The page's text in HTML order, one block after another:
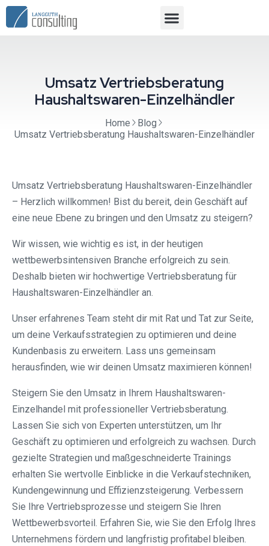
Umsatz Vertriebsberatung
Haushaltswaren-Einzelhändler
Home
Blog
Umsatz Vertriebsberatung Haushaltswaren-Einzelhändler
Umsatz Vertriebsberatung Haushaltswaren-Einzelhändler
– Herzlich willkommen! Bist du bereit, dein Geschäft auf
eine neue Ebene zu bringen und den Umsatz zu steigern?
Wir wissen, wie wichtig es ist, in der heutigen
wettbewerbsintensiven Branche erfolgreich zu sein.
Deshalb bieten wir hochwertige Vertriebsberatung für
Haushaltswaren-Einzelhändler an.
Unser erfahrenes Team steht dir mit Rat und Tat zur Seite,
um deine Verkaufsstrategien zu optimieren und deine
Kundenbasis zu erweitern. Lass uns gemeinsam
herausfinden, wie wir deinen Umsatz maximieren können!
Steigern Sie den Umsatz in Ihrem Haushaltswaren-
Einzelhandel mit professioneller Vertriebsberatung.
Lassen Sie sich von Experten unterstützen, um Ihr
Geschäft zu optimieren und erfolgreich zu wachsen. Durch
gezielte Strategien und maßgeschneiderte Trainings
erhalten Sie wertvolle Einblicke in die Verkaufstechniken,
Kundengewinnung und Effizienzsteigerung. Verbessern
Sie Ihre Vertriebsprozesse und steigern Sie Ihren
Wettbewerbsvorteil. Erfahren Sie, wie Sie den Erfolg Ihres
Unternehmens fördern und langfristig profitabel bleiben.